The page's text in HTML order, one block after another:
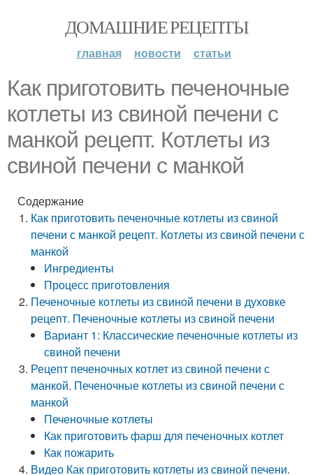
ДОМАШНИЕ РЕЦЕПТЫ
главная новости статьи
Как приготовить печеночные
котлеты из свиной печени с
манкой рецепт. Котлеты из
свиной печени с манкой
Содержание
Как приготовить печеночные котлеты из свиной
печени с манкой рецепт. Котлеты из свиной печени с
манкой
Ингредиенты
Процесс приготовления
Печеночные котлеты из свиной печени в духовке
рецепт. Печеночные котлеты из свиной печени
Вариант 1: Классические печеночные котлеты из
свиной печени
Рецепт печеночных котлет из свиной печени с
манкой. Печеночные котлеты из свиной печени с
манкой
Печеночные котлеты
Как приготовить фарш для печеночных котлет
Как пожарить
Видео Как приготовить котлеты из свиной печени.